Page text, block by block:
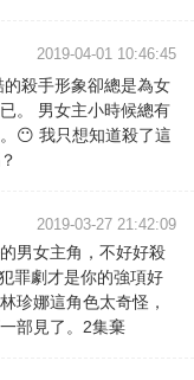
2019-04-01 10:46:45
殺手形象卻總是為女
。 男女主小時候總有
😶 我只想知道殺了這
2019-03-27 21:42:09
男女主角，不好好殺
罪劇才是你的強項好
珍娜這角色太奇怪，
部見了。2集棄